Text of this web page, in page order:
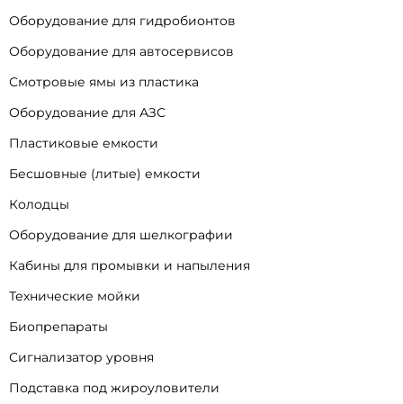
Оборудование для гидробионтов
Оборудование для автосервисов
Смотровые ямы из пластика
Оборудование для АЗС
Пластиковые емкости
Бесшовные (литые) емкости
Колодцы
Оборудование для шелкографии
Кабины для промывки и напыления
Технические мойки
Биопрепараты
Сигнализатор уровня
Подставка под жироуловители